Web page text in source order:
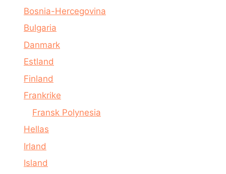
Bosnia-Hercegovina
Bulgaria
Danmark
Estland
Finland
Frankrike
Fransk Polynesia
Hellas
Irland
Island